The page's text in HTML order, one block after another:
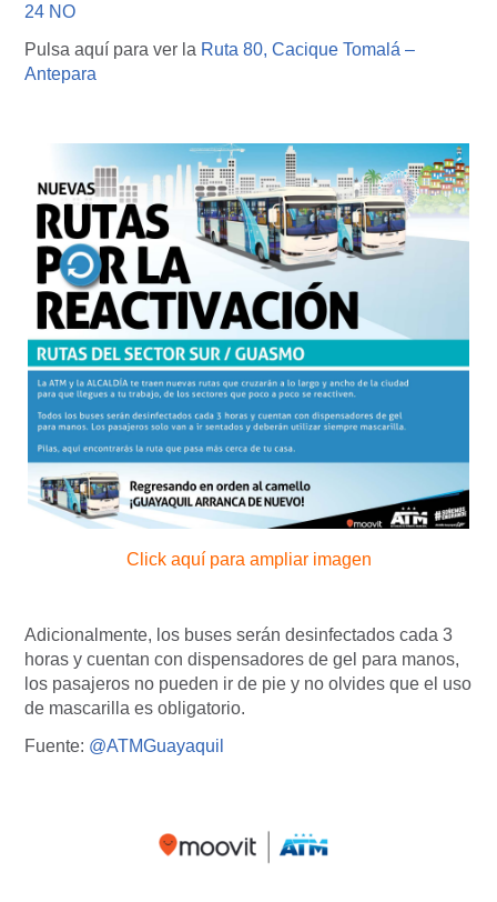
24 NO
Pulsa aquí para ver la Ruta 80, Cacique Tomalá –
Antepara
Click aquí para ampliar imagen
Adicionalmente, los buses serán desinfectados cada 3
horas y cuentan con dispensadores de gel para manos,
los pasajeros no pueden ir de pie y no olvides que el uso
de mascarilla es obligatorio.
Fuente: @ATMGuayaquil